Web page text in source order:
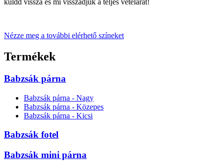
küldd vissza és mi visszadjuk a teljes vételárat!
Nézze meg a további elérhető színeket
Termékek
Babzsák párna
Babzsák párna - Nagy
Babzsák párna - Közepes
Babzsák párna - Kicsi
Babzsák fotel
Babzsák mini párna